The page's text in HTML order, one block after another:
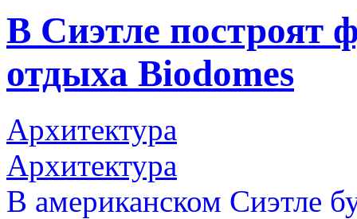
В Сиэтле построят
отдыха Biodomes
Архитектура
Архитектура
В американском Сиэтле